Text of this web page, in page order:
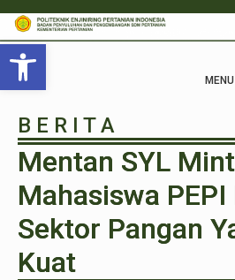
Open toolbar
MENU
B E R I T A
Mentan SYL
Mahasiswa PEPI
Sektor Pangan
Kuat